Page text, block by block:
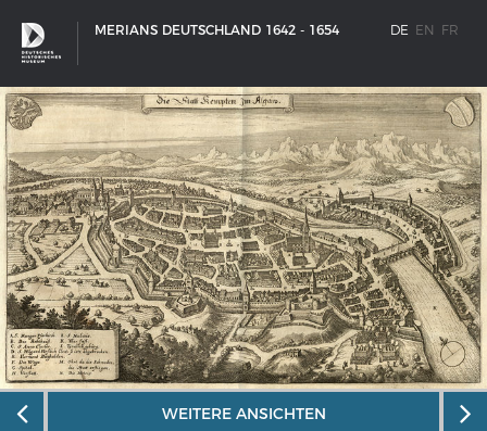
MERIANS DEUTSCHLAND 1642 - 1654 DE EN FR
WEITERE ANSICHTEN